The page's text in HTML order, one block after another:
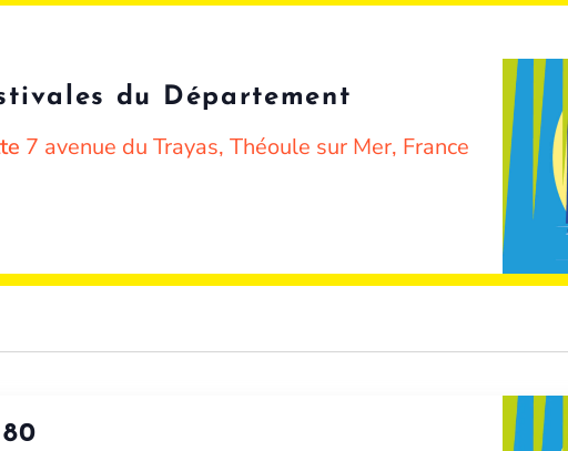
du Département
7 avenue du Trayas, Théoule sur Mer, France